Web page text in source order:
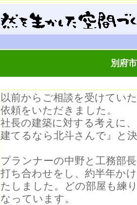
別府
以前からご相談を受けてい
依頼をいただきました。
社長の建築に対する考えに
建てるなら北斗さんで』と
プランナーの中野と工務部
打ち合わせをし、約半年か
たしました。どの部屋も練
なっています。